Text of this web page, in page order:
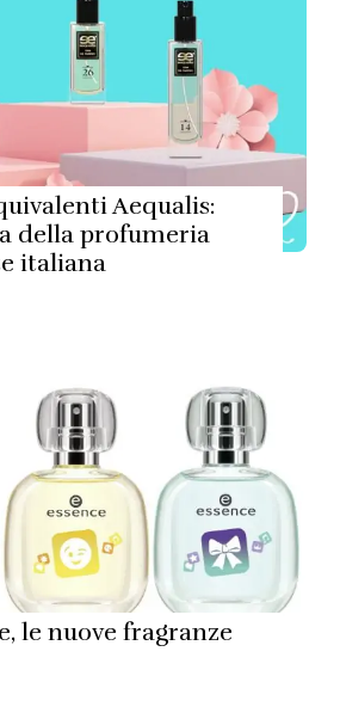
Aequalis:
della profumeria
italiana
le nuove fragranze